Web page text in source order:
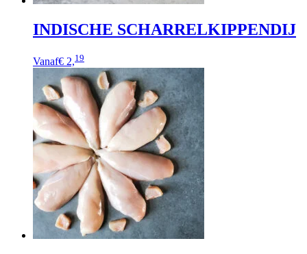
INDISCHE SCHARRELKIPPENDIJ
Vanaf€ 2,19
product
heeft
meerdere
variaties.
Deze
optie
kan
gekozen
worden
op
de
productpagina